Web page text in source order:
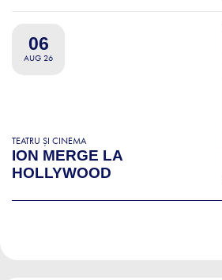
06
AUG 26
TEATRU ȘI CINEMA
ION MERGE LA
HOLLYWOOD